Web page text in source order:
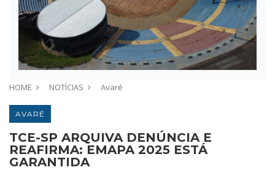
HOME NOTÍCIAS Avaré
AVARÉ
TCE-SP ARQUIVA DENÚNCIA E
REAFIRMA: EMAPA 2025 ESTÁ
GARANTIDA